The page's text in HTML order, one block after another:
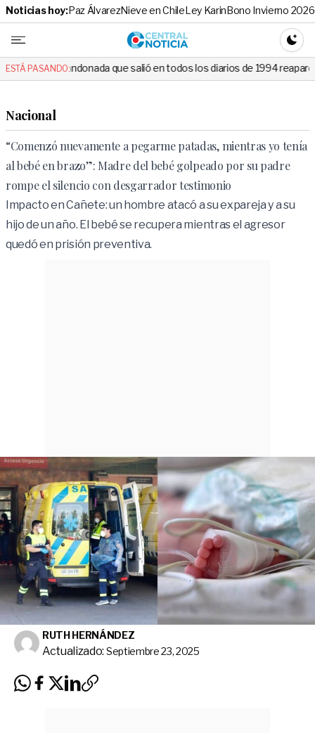
Noticias hoy:Paz ÁlvarezNieve en ChileLey KarinBono Invierno 2026
Central
ESTÁ PASANDO:que salió en todos los diarios de 1994 reapareció e hizo llorar
Nacional
“Comenzó nuevamente a pegarme patadas, mientras yo tenía
al bebé en brazo”: Madre del bebé golpeado por su padre
rompe el silencio con desgarrador testimonio
Impacto en Cañete: un hombre atacó a su expareja y a su
hijo de un año. El bebé se recupera mientras el agresor
quedó en prisión preventiva.
RUTH HERNÁNDEZ
Actualizado: Septiembre 23, 2025